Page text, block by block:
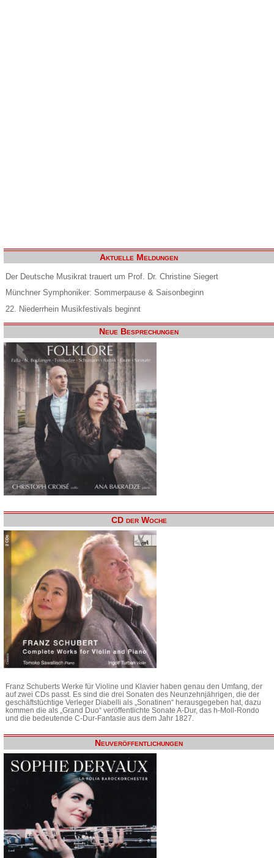
Aktuelle Meldungen
Der Deutsche Musikrat trauert um Prof. Dr. Christine Siegert
Münchner Symphoniker: Sommerpause & Saisonbeginn
22. Niederrhein Musikfestivals beginnt
Neue Besprechungen
CD der Woche
Franz Schuberts Werke für Violine und Klavier haben genau den Umfang, der
auf zwei CDs passt. Es sind die drei Sonaten des Neunzehnjährigen, die der
geschäftstüchtige Verleger Diabelli als „Sonatinen“ herausgegeben hat, dazu
kommen die als „Grand Duo“ veröffentlichte Sonate A-Dur, das h-Moll-Rondo
und die bedeutende C-Dur-Fantasie aus dem Jahr 1827.
Neuveröffentlichungen